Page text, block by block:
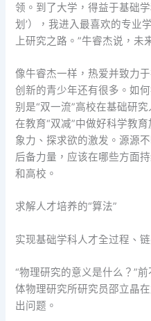
领。到了大学，得益于基础
划’），我进入最喜欢的专业
上研究之路。”牛睿杰说，未
像牛睿杰一样，热爱并致力
创新的青少年还有很多。如
别是“双一流”高校在基础研
在教育“双减”中做好科学教
象力、探求欲的激发。源源
后备力量，应该在哪些方面
和高校。
求解人才培养的“算法”
实现基础学科人才全过程、
“物理研究的意义是什么？”
体物理研究所研究员邵立晶
出问题。